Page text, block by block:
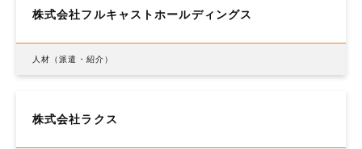
株式会社フルキャストホールディングス
人材（派遣・紹介）
株式会社ラクス